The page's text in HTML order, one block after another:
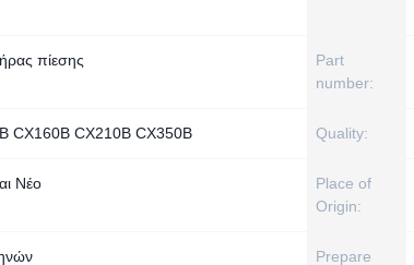
πίεσης
Part
number:
CX160B CX210B CX350B Quality:
Νέο
Place of
Origin:
Prepare